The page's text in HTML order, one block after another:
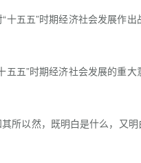
五五”时期经济社会发展作
五”时期经济社会发展的重
以然，既明白是什么，又明